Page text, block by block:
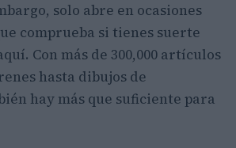
solo abre en ocasiones
comprueba si tienes suerte
Con más de 300,000 artículos
hasta dibujos de
hay más que suficiente para